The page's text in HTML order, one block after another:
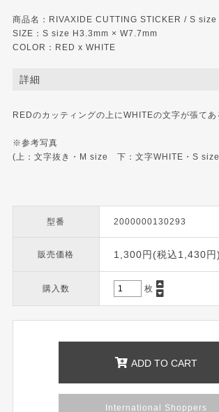
商品名：RIVAXIDE CUTTING STICKER / S size
SIZE：S size H3.3mm × W7.7mm
COLOR：RED x WHITE
詳細
REDのカッティングの上にWHITEの文字が張てあ
※参考写真
(上：文字抜き・M size 下：文字WHITE・S
型番 2000000130293
販売価格 1,300円(税込1,430円)
購入数 枚
ADD TO CART
International Shoppers